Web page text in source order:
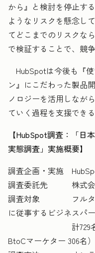
から』と検討を停止す
ようなリスクを懸念し
てどこまでのリスクな
で検証することで、競
HubSpotは今後も『
ン』にこだわった製品
ノロジーを活用しなが
ていく過程を支援でき
【HubSpot調査：「日
実態調査」実施概要】
調査企画・実施
調査委託先 株式会
調査対象 フルタイ
に従事するビジネスパ
計729名（うち
BtoCマーケター 306名）